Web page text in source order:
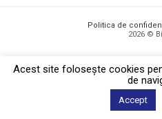
Politica de
2026 ©
Acest site foloseşte cookies
de
Accept